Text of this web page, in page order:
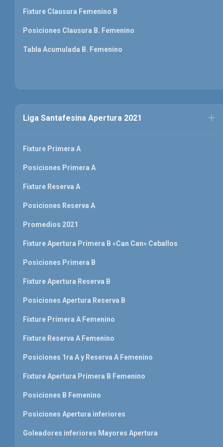
Fixture Clausura Femenino B
Posiciones Clausura B. Femenino
Tabla Acumulada B. Femenino
Liga Santafesina Apertura 2021
Fixture Primera A
Posiciones Primera A
Fixture Reserva A
Posiciones Reserva A
Promedios 2021
Fixture Apertura Primera B «Can Can» Ceballos
Posiciones Primera B
Fixture Apertura Reserva B
Posiciones Apertura Reserva B
Fixture Primera A Femenino
Fixture Reserva A Femenino
Posiciones 1ra A y Reserva A Femenino
Fixture Apertura Primera B Femenino
Posiciones B Femenino
Posiciones Apertura inferiores
Goleadores inferiores Mayores Apertura